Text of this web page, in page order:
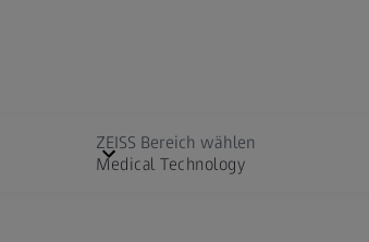
ZEISS Bereich wählen
Medical Technology